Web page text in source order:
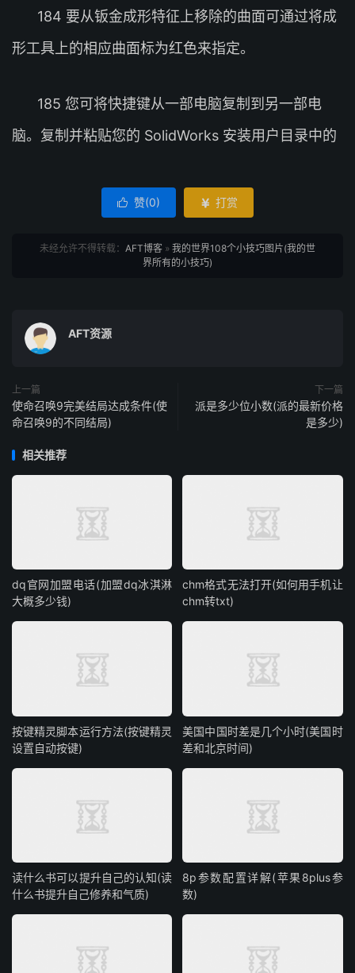
184 要从钣金成形特征上移除的曲面可通过将成
形工具上的相应曲面标为红色来指定。
185 您可将快捷键从一部电脑复制到另一部电
脑。复制并粘贴您的 SolidWorks 安装用户目录中的
 赞(0)  打赏
未经允许不得转载： AFT博客 » 我的世界108个小技巧图片(我的世
界所有的小技巧)
AFT资源
上一篇
使命召唤9完美结局达成条件(使
命召唤9的不同结局)
下一篇
派是多少位小数(派的最新价格
是多少)
相关推荐
dq官网加盟电话(加盟dq冰淇淋
大概多少钱)
chm格式无法打开(如何用手机让
chm转txt)
按键精灵脚本运行方法(按键精灵
设置自动按键)
美国中国时差是几个小时(美国时
差和北京时间)
读什么书可以提升自己的认知(读
什么书提升自己修养和气质)
8p参数配置详解(苹果8plus参
数)